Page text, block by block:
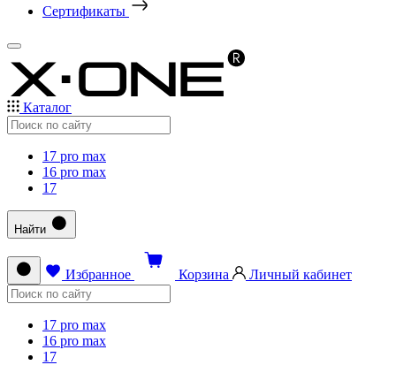
Сертификаты
Каталог
17 pro max
16 pro max
17
Найти
Избранное Корзина Личный кабинет
17 pro max
16 pro max
17